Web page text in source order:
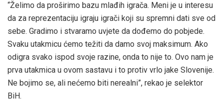
“Želimo da proširimo bazu mlađih igrača. Meni je u interesu
da za reprezentaciju igraju igrači koji su spremni dati sve od
sebe. Gradimo i stvaramo uvjete da dođemo do pobjede.
Svaku utakmicu ćemo težiti da damo svoj maksimum. Ako
odigra svako ispod svoje razine, onda to nije to. Ovo nam je
prva utakmica u ovom sastavu i to protiv vrlo jake Slovenije.
Ne bojimo se, ali nećemo biti nerealni”, rekao je selektor
BiH.